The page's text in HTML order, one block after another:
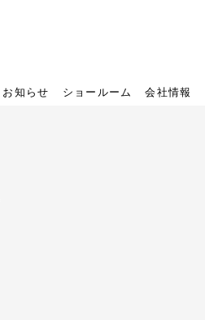
お知らせ ショールーム 会社情報